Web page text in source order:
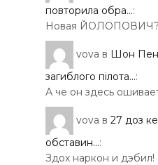
повторила обра...:
Новая ЙОЛОПОВИЧ?
vova в Шон
загиблого пілота...:
А че он здесь
vova в 27 доз
обставин...:
Здох наркон и